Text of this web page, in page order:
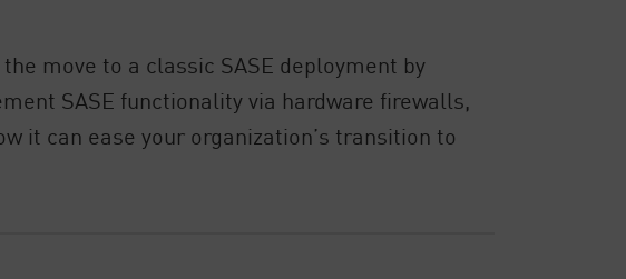
move to a classic SASE deployment by
SASE functionality via hardware firewalls,
it can ease your organization’s transition to